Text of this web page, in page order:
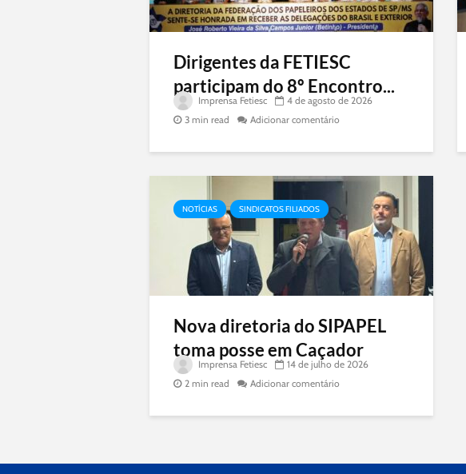
Dirigentes da FETIESC
participam do 8º Encontro...
Imprensa Fetiesc
4 de agosto de 2026
3 min read
Adicionar comentário
NOTÍCIAS SINDICATOS FILIADOS
Nova diretoria do SIPAPEL
toma posse em Caçador
Imprensa Fetiesc
14 de julho de 2026
2 min read
Adicionar comentário